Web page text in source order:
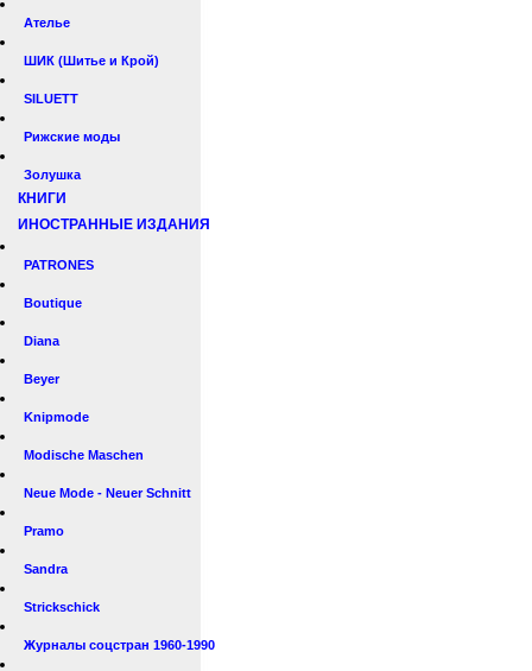
Ателье
ШИК (Шитье и Крой)
SILUETT
Рижские моды
Золушка
КНИГИ
ИНОСТРАННЫЕ ИЗДАНИЯ
PATRONES
Boutique
Diana
Beyer
Knipmode
Modische Maschen
Neue Mode - Neuer Schnitt
Pramo
Sandra
Strickschick
Журналы соцстран 1960-1990